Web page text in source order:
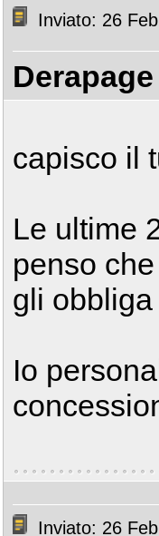
Inviato: 26
Derapage
capisco il
Le ultime
penso
gli
Io
Inviato: 26